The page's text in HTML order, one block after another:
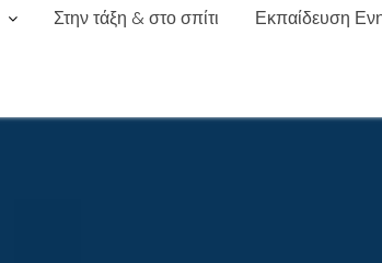
Στην τάξη & στο σπίτι Εκπαίδευση